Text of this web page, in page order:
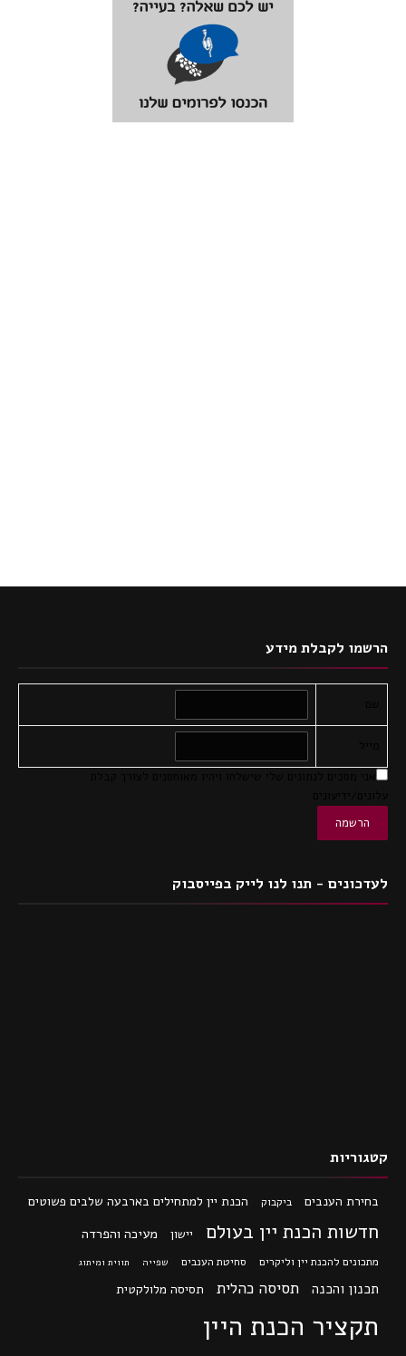
הרשמו לקבלת מידע
לעדכונים - תנו לנו לייק בפייסבוק
קטגוריות
בחירת הענבים ביקבוק הכנת יין למתחילים בארבעה שלבים פשוטים
חדשות הכנת יין בעולם יישון מעיכה והפרדה
מתכונים להכנת יין וליקרים סחיטת הענבים שפייה תווית ומיתוג
תכנון והכנה תסיסה כהלית תסיסה מלולקטית
תקציר הכנת היין